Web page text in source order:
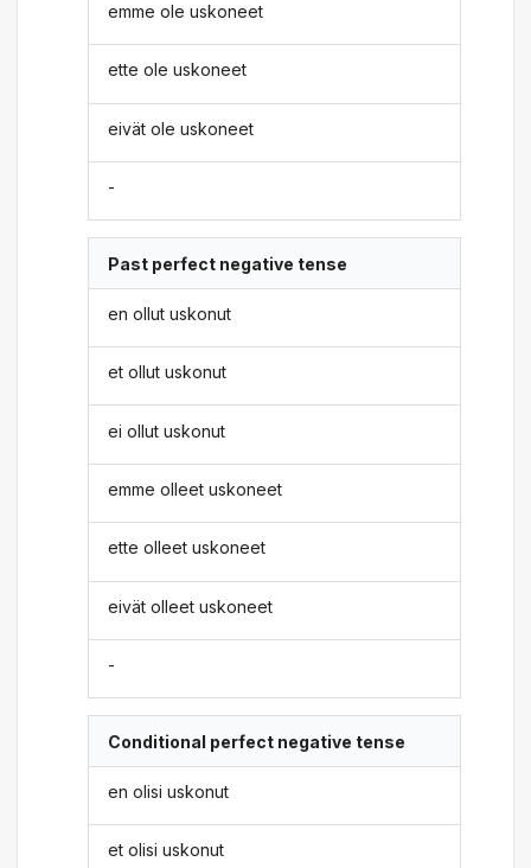
emme ole uskoneet
ette ole uskoneet
eivät ole uskoneet
-
Past perfect negative tense
en ollut uskonut
et ollut uskonut
ei ollut uskonut
emme olleet uskoneet
ette olleet uskoneet
eivät olleet uskoneet
-
Conditional perfect negative tense
en olisi uskonut
et olisi uskonut